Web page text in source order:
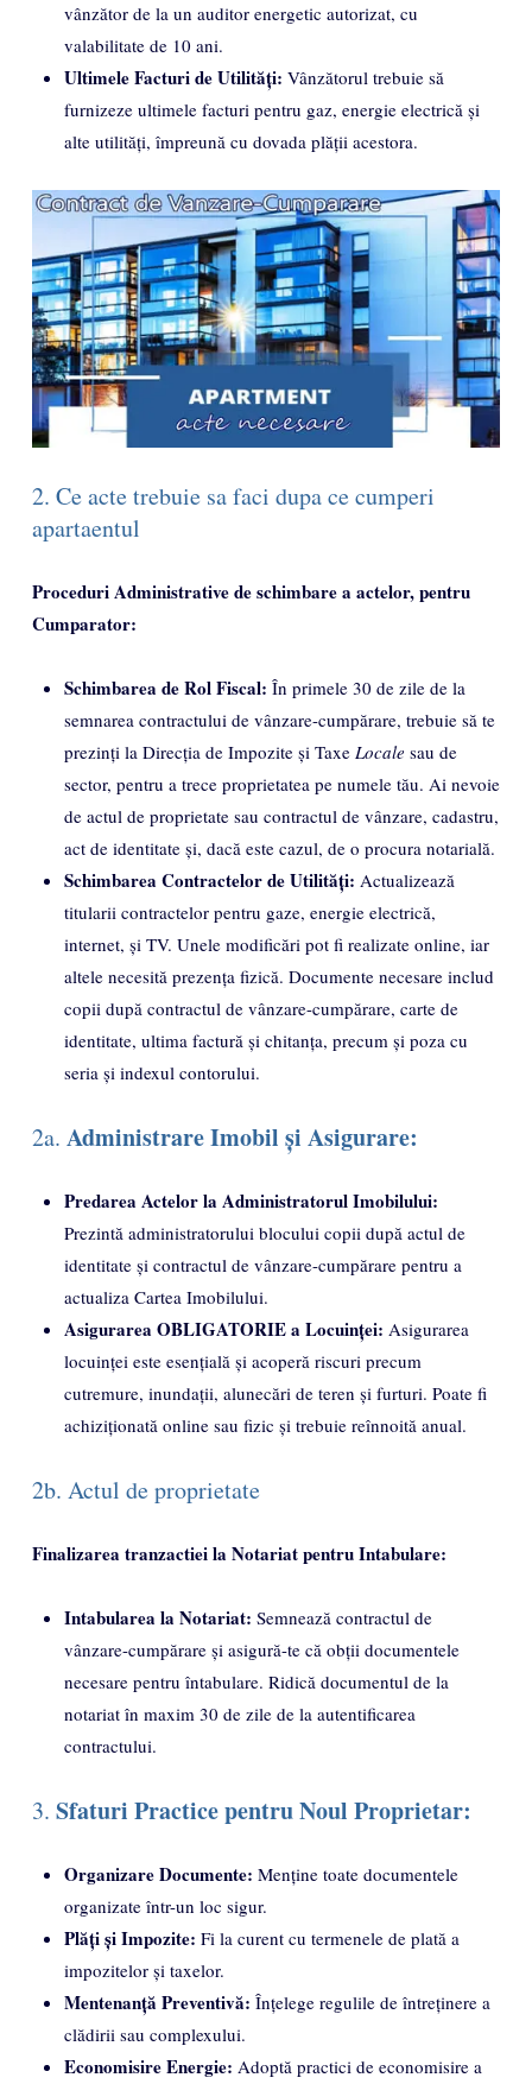
vânzător de la un auditor energetic autorizat, cu
valabilitate de 10 ani.
Ultimele Facturi de Utilități: Vânzătorul trebuie să
furnizeze ultimele facturi pentru gaz, energie electrică și
alte utilități, împreună cu dovada plății acestora.
2. Ce acte trebuie sa faci dupa ce cumperi
apartaentul
Proceduri Administrative de schimbare a actelor, pentru
Cumparator:
Schimbarea de Rol Fiscal: În primele 30 de zile de la
semnarea contractului de vânzare-cumpărare, trebuie să te
prezinți la Direcția de Impozite și Taxe Locale sau de
sector, pentru a trece proprietatea pe numele tău. Ai nevoie
de actul de proprietate sau contractul de vânzare, cadastru,
act de identitate și, dacă este cazul, de o procura notarială.
Schimbarea Contractelor de Utilități: Actualizează
titularii contractelor pentru gaze, energie electrică,
internet, și TV. Unele modificări pot fi realizate online, iar
altele necesită prezența fizică. Documente necesare includ
copii după contractul de vânzare-cumpărare, carte de
identitate, ultima factură și chitanța, precum și poza cu
seria și indexul contorului.
2a. Administrare Imobil și Asigurare:
Predarea Actelor la Administratorul Imobilului:
Prezintă administratorului blocului copii după actul de
identitate și contractul de vânzare-cumpărare pentru a
actualiza Cartea Imobilului.
Asigurarea OBLIGATORIE a Locuinței: Asigurarea
locuinței este esențială și acoperă riscuri precum
cutremure, inundații, alunecări de teren și furturi. Poate fi
achiziționată online sau fizic și trebuie reînnoită anual.
2b. Actul de proprietate
Finalizarea tranzactiei la Notariat pentru Intabulare:
Intabularea la Notariat: Semnează contractul de
vânzare-cumpărare și asigură-te că obții documentele
necesare pentru întabulare. Ridică documentul de la
notariat în maxim 30 de zile de la autentificarea
contractului.
3. Sfaturi Practice pentru Noul Proprietar:
Organizare Documente: Menține toate documentele
organizate într-un loc sigur.
Plăți și Impozite: Fi la curent cu termenele de plată a
impozitelor și taxelor.
Mentenanță Preventivă: Înțelege regulile de întreținere a
clădirii sau complexului.
Economisire Energie: Adoptă practici de economisire a